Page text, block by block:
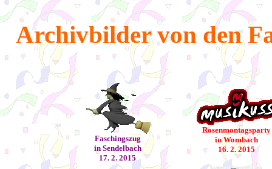
Archivbilder von den
Faschingszug
in Sendelbach
17. 2. 2015
Rosenmontagsparty
in Wombach
16. 2. 2015